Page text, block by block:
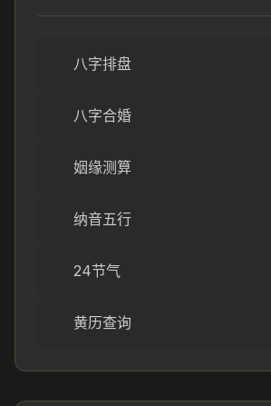
八字排盘
八字合婚
姻缘测算
纳音五行
24节气
黄历查询